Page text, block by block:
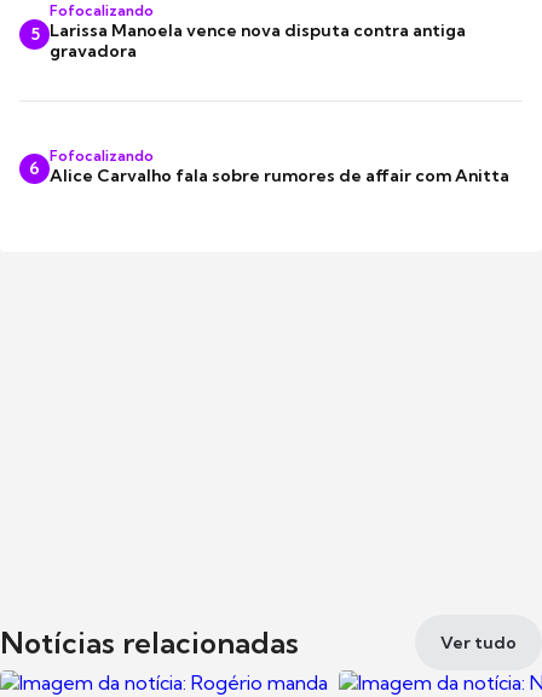
5
Fofocalizando
Larissa Manoela vence nova disputa contra antiga
gravadora
6
Fofocalizando
Alice Carvalho fala sobre rumores de affair com Anitta
Notícias relacionadas Ver tudo